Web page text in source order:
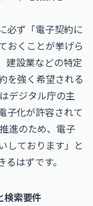
必ず「電子契約に
おくことが挙げら
建設業などの特定
を強く希望される
デジタル庁の主
子化が許容されて
進のため、電子
しております」と
はずです。
検索要件